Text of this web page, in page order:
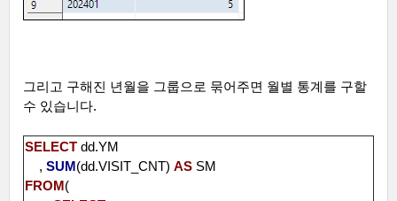
그리고 구해진 년월을 그룹으로 묶어주면 월별 통계를 구할
수 있습니다.
SELECT dd.YM
, SUM(dd.VISIT_CNT) AS SM
FROM(